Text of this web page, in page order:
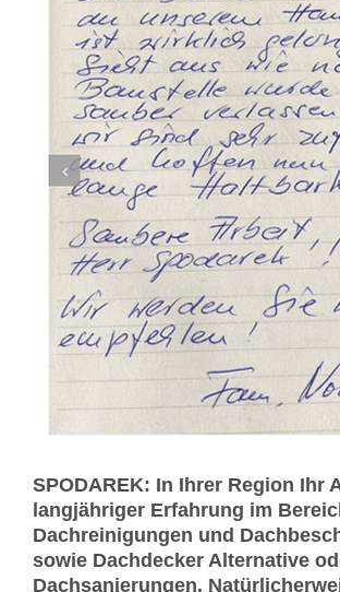
SPODAREK: In Ihrer Region Ihr
langjähriger Erfahrung im
Dachreinigungen und
sowie Dachdecker Alternative
Dachsanierungen.